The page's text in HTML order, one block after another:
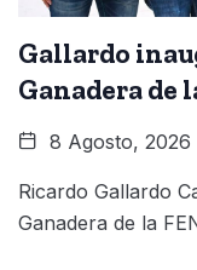
Gallardo
Ganadera de
8 Agosto, 2026
Ricardo Gallardo
Ganadera de la